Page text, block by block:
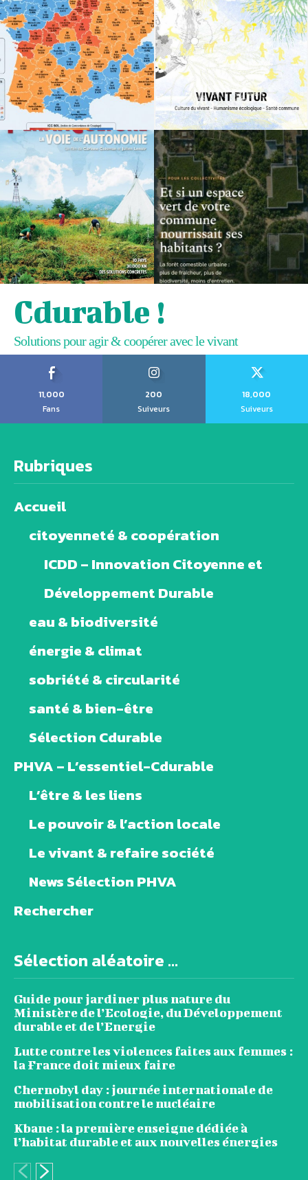
Cdurable !
Solutions pour agir & coopérer avec le vivant
11,000
Fans
200
Suiveurs
18,000
Suiveurs
Rubriques
Accueil
citoyenneté & coopération
ICDD – Innovation Citoyenne et
Développement Durable
eau & biodiversité
énergie & climat
sobriété & circularité
santé & bien-être
Sélection Cdurable
PHVA – L’essentiel-Cdurable
L’être & les liens
Le pouvoir & l’action locale
Le vivant & refaire société
News Sélection PHVA
Rechercher
Sélection aléatoire ...
Guide pour jardiner plus nature du
Ministère de l’Ecologie, du Développement
durable et de l’Energie
Lutte contre les violences faites aux femmes :
la France doit mieux faire
Chernobyl day : journée internationale de
mobilisation contre le nucléaire
Kbane : la première enseigne dédiée à
l’habitat durable et aux nouvelles énergies